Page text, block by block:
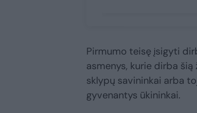
Pirmumo teisę įsigyti
asmenys, kurie dirba
sklypų savininkai arba
gyvenantys ūkininkai.